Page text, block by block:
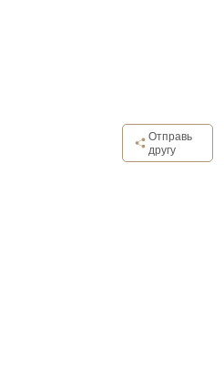
Отправь
другу